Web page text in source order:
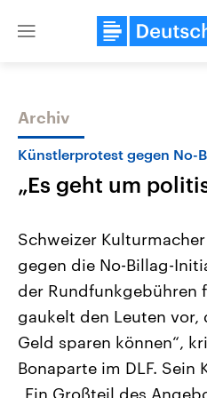
Close
Themen
Landtagswahl Sachsen-Anhalt
2026
Alle Informationen
Sachsen-Anhalt wählt am 6.
September 2026 einen neuen
Landtag. Seit 2021 wird das
Bundesland von einer
Archiv
Künstlerprotest gegen No-
„Es geht um
Schweizer
gegen die No-Billag-
der Rundfunkgebühren
gaukelt den Leuten vor,
Geld sparen können“,
Bonaparte im DLF. Sein
„Ein Großteil des